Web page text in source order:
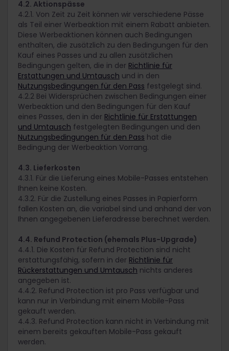
4.2. Aktionspässe
4.2.1. Von Zeit zu Zeit können wir verschiedene Pässe
als Teil einer Werbeaktion mit einem Rabatt anbieten.
Diese Werbeaktionen können auch Bedingungen
enthalten, die zusätzlich zu den Bedingungen für den
Kauf eines Passes und zu allen zusätzlichen
Bedingungen gelten, die in der Richtlinie für
Erstattungen und Umtausch und in den
Nutzungsbedingungen für den Pass festgelegt sind.
4.2.2 Bei Widersprüchen zwischen Bedingungen einer
Werbeaktion und den Bedingungen für den Kauf
eines Passes, den in der Richtlinie für Erstattungen
und Umtausch festgelegten Bedingungen und den
Nutzungsbedingungen für den Pass hat die
Bedingung der Werbeaktion Vorrang.
4.3. Lieferkosten
4.3.1. Für die Lieferung eines Mobile-Passes entstehen
Ihnen keine Kosten.
4.3.2. Für die Zustellung eines Passes in Papierform
fallen Kosten an, die variabel sind und anhand der von
Ihnen angegebenen Lieferadresse berechnet werden.
4.4. Refund Protection (ehemals Plus-Upgrade)
4.4.1. Die Kosten für Refund Protection sind nicht
erstattungsfähig, sofern in der Richtlinie für
Rückerstattungen und Umtausch nichts anderes
angegeben ist.
4.4.2. Refund Protection ist pro Pass verfügbar und
kann nur in Verbindung mit einem Mobile-Pass
gekauft werden.
4.4.3. Refund Protection kann nicht in Verbindung mit
einem bereits gekauften Mobile-Pass gekauft
werden.